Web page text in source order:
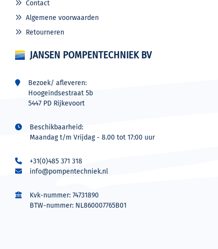
Contact
Algemene voorwaarden
Retourneren
JANSEN POMPENTECHNIEK BV
Bezoek/ afleveren:
Hoogeindsestraat 5b
5447 PD Rijkevoort
Beschikbaarheid:
Maandag t/m Vrijdag - 8.00 tot 17:00 uur
+31(0)485 371 318
info@pompentechniek.nl
Kvk-nummer: 74731890
BTW-nummer: NL860007765B01